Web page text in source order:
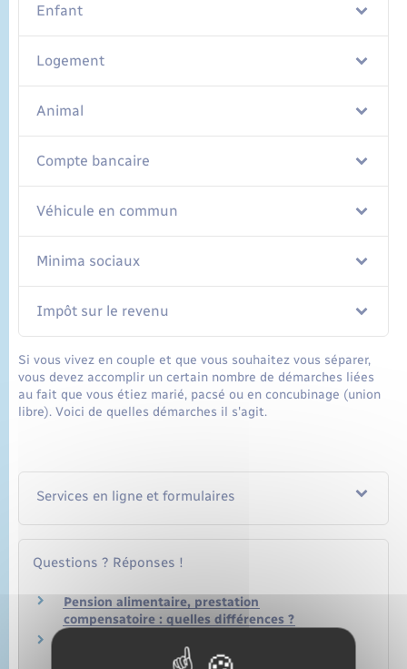
Enfant
Logement
Animal
Compte bancaire
Véhicule en commun
Minima sociaux
Impôt sur le revenu
Si vous vivez en couple et que vous souhaitez vous séparer,
vous devez accomplir un certain nombre de démarches liées
au fait que vous étiez marié, pacsé ou en concubinage (union
libre). Voici de quelles démarches il s'agit.
Services en ligne et formulaires
Questions ? Réponses !
Pension alimentaire, prestation
compensatoire : quelles différences ?
à un enfant devenu majeur ?